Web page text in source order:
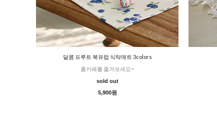
달콤 프루트 북유럽 식탁매트 3colors
홈카페를 즐겨보세요~
sold out
5,900원